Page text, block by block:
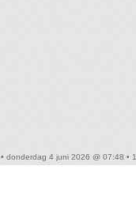
• donderdag 4 juni 2026 @ 07:48 •